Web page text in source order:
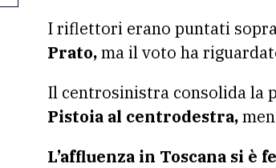
I riflettori erano puntati
Prato,ma il voto ha
Il centrosinistra consolida la
Pistoia al centrodestra,
L’affluenza in Toscana si è